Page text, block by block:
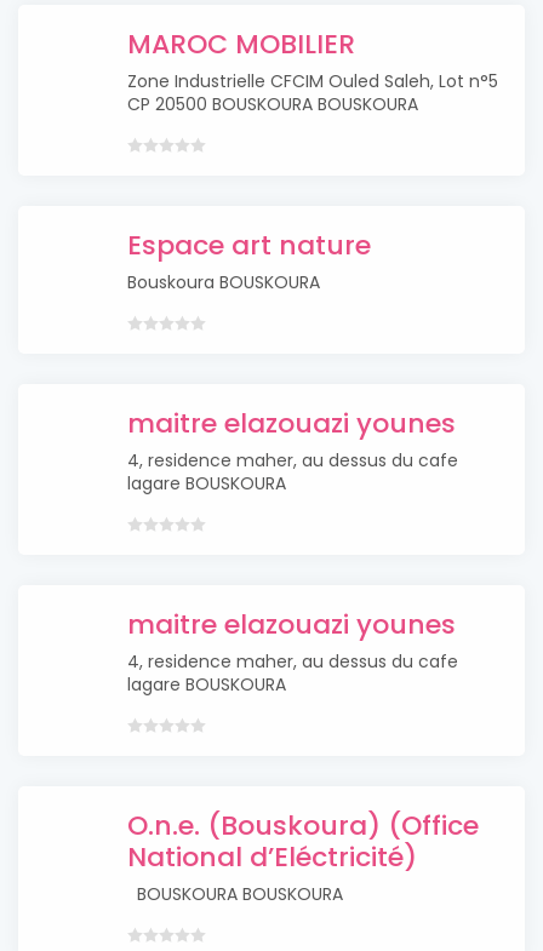
MAROC MOBILIER
Zone Industrielle CFCIM Ouled Saleh, Lot n°5
CP 20500 BOUSKOURA BOUSKOURA
Espace art nature
Bouskoura BOUSKOURA
maitre elazouazi younes
4, residence maher, au dessus du cafe
lagare BOUSKOURA
maitre elazouazi younes
4, residence maher, au dessus du cafe
lagare BOUSKOURA
O.n.e. (Bouskoura) (Office
National d’Eléctricité)
BOUSKOURA BOUSKOURA